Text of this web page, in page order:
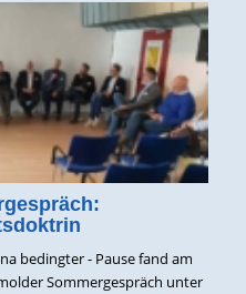
bedingter - Pause fand am
Sommergespräch unter